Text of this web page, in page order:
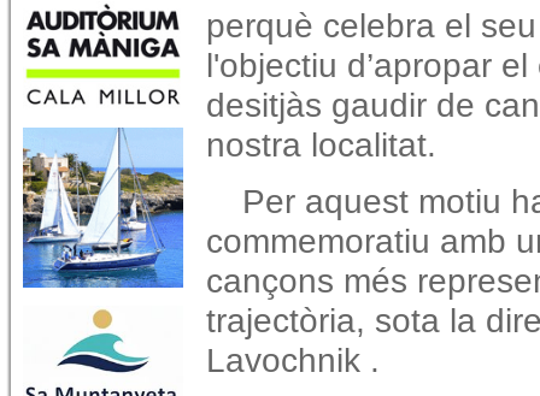
perquè celebra el
l'objectiu d’apropar
desitjàs gaudir de
nostra localitat.
Per aquest motiu
commemoratiu amb
cançons més
trajectòria, sota la
Lavochnik .